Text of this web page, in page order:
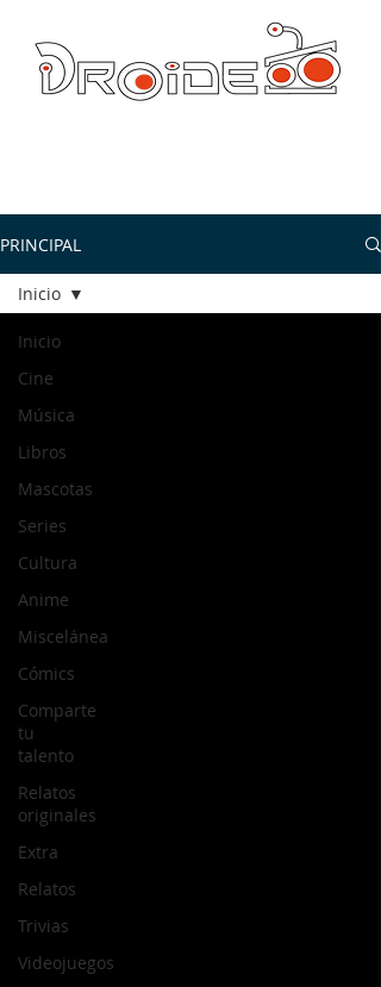
PRINCIPAL
Inicio
Cine
Música
Libros
Mascotas
Series
Cultura
Anime
Miscelánea
Cómics
Comparte
tu
talento
Relatos
originales
Extra
Relatos
Trivias
Videojuegos
Inicio